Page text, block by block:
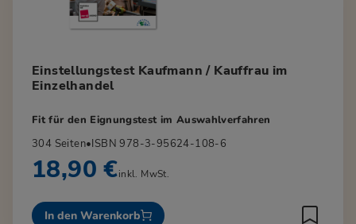
Einstellungstest Kaufmann / Kauffrau im
Einzelhandel
Fit für den Eignungstest im Auswahlverfahren
304 Seiten•ISBN 978-3-95624-108-6
18,90 €inkl. MwSt.
In den Warenkorb